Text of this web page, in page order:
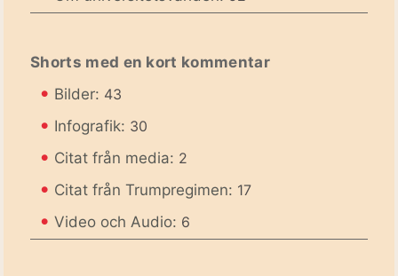
Shorts med en kort kommentar
• Bilder: 43
• Infografik: 30
• Citat från media: 2
• Citat från Trumpregimen: 17
• Video och Audio: 6